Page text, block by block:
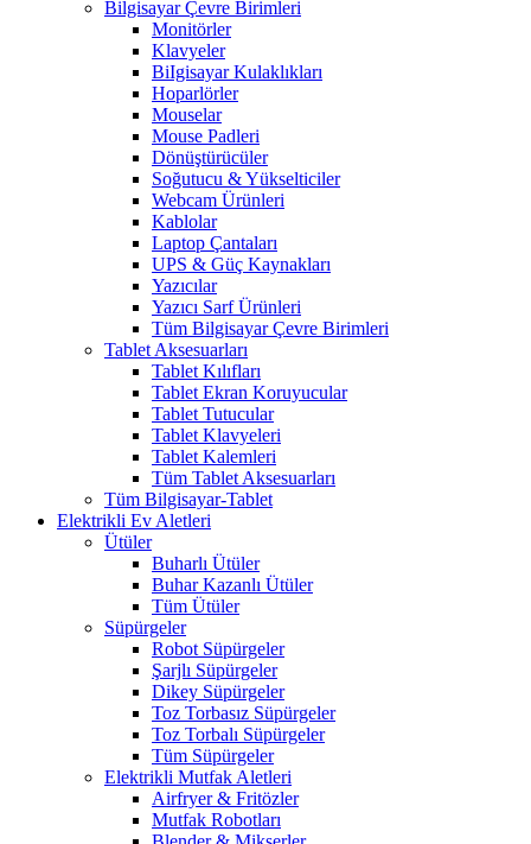
Bilgisayar Çevre Birimleri
Monitörler
Klavyeler
BiIgisayar Kulaklıkları
Hoparlörler
Mouselar
Mouse Padleri
Dönüştürücüler
Soğutucu & Yükselticiler
Webcam Ürünleri
Kablolar
Laptop Çantaları
UPS & Güç Kaynakları
Yazıcılar
Yazıcı Sarf Ürünleri
Tüm Bilgisayar Çevre Birimleri
Tablet Aksesuarları
Tablet Kılıfları
Tablet Ekran Koruyucular
Tablet Tutucular
Tablet Klavyeleri
Tablet Kalemleri
Tüm Tablet Aksesuarları
Tüm Bilgisayar-Tablet
Elektrikli Ev Aletleri
Ütüler
Buharlı Ütüler
Buhar Kazanlı Ütüler
Tüm Ütüler
Süpürgeler
Robot Süpürgeler
Şarjlı Süpürgeler
Dikey Süpürgeler
Toz Torbasız Süpürgeler
Toz Torbalı Süpürgeler
Tüm Süpürgeler
Elektrikli Mutfak Aletleri
Airfryer & Fritözler
Mutfak Robotları